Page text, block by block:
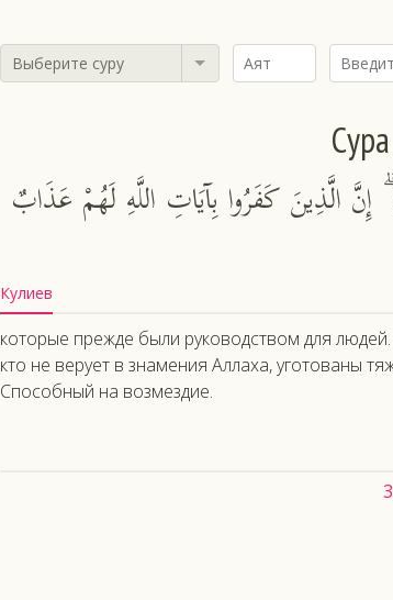
Выберите суру
الَّذِينَ كَفَرُوا بِآيَاتِ اللَّهِ لَهُمْ عَذَابٌ
Кулиев
которые прежде были руководством для
кто не верует в знамения Аллаха, уготованы
Способный на возмездие.